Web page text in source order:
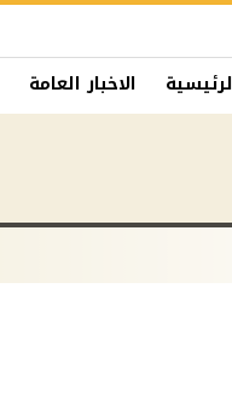
الاخبار العامة